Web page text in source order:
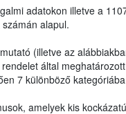
adatokon illetve a
alapul.
(illetve az
által
7 különböző
amelyek kis